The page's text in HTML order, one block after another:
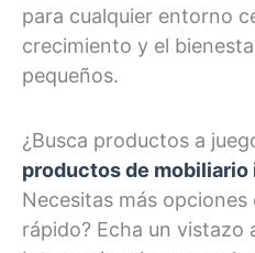
para cualquier entorno
crecimiento y el
pequeños.
¿Busca productos a
productos de mobiliario
Necesitas más
rápido? Echa un vistazo